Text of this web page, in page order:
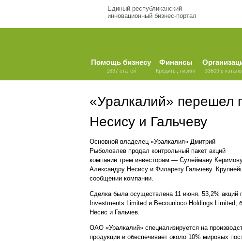
Единый республиканский
инновационный бизнес-портал
Помощь бизнесу
1837 статей
Финансы
Кредиты, лизинг 33609 в
«Уралкалий» перешел
Несису и Гальчеву
Основной владелец «Уралкалия» Дмитрий
Рыболовлев продал контрольный пакет акций
компании трем инвесторам — Сулейману
Александру Несису и Филарету Гальчеву.
сообщении компании.
Сделка была осуществлена 11 июня. 53,2%
Investments Limited и Becounioco Holdings
Несис и Гальчев.
ОАО «Уралкалий» специализируется на
продукции и обеспечивает около 10% мировых